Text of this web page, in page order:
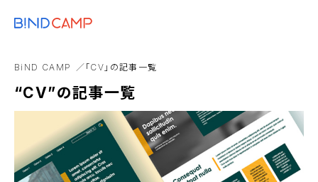
アニメーション
BiND CAMP 「CV」の記事一覧
“CV”の記事一覧